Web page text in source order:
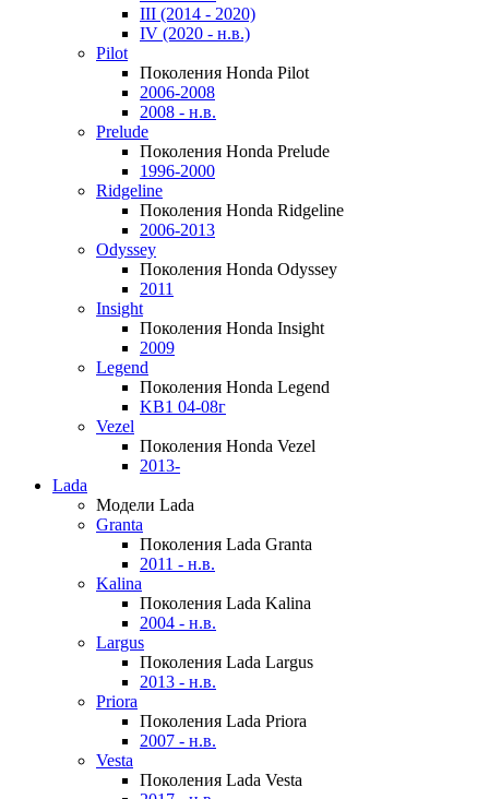
III (2014 - 2020)
IV (2020 - н.в.)
Pilot
Поколения Honda Pilot
2006-2008
2008 - н.в.
Prelude
Поколения Honda Prelude
1996-2000
Ridgeline
Поколения Honda Ridgeline
2006-2013
Odyssey
Поколения Honda Odyssey
2011
Insight
Поколения Honda Insight
2009
Legend
Поколения Honda Legend
KB1 04-08г
Vezel
Поколения Honda Vezel
2013-
Lada
Модели Lada
Granta
Поколения Lada Granta
2011 - н.в.
Kalina
Поколения Lada Kalina
2004 - н.в.
Largus
Поколения Lada Largus
2013 - н.в.
Priora
Поколения Lada Priora
2007 - н.в.
Vesta
Поколения Lada Vesta